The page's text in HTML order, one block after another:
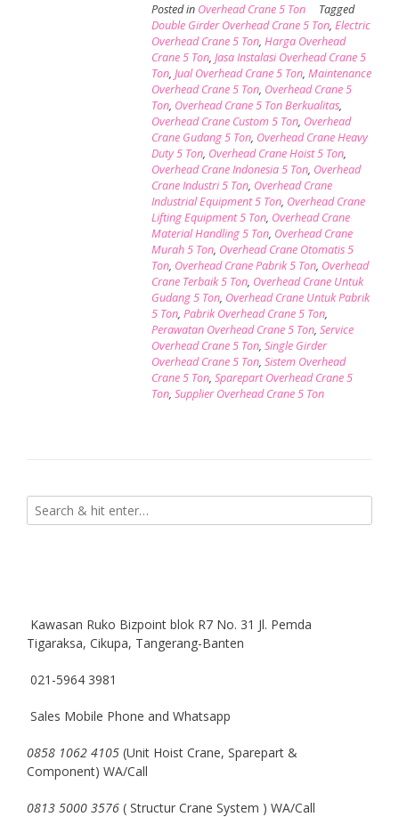
Posted in Overhead Crane 5 Ton
Tagged
Double Girder Overhead Crane 5 Ton, Electric
Overhead Crane 5 Ton, Harga Overhead
Crane 5 Ton, Jasa Instalasi Overhead Crane 5
Ton, Jual Overhead Crane 5 Ton, Maintenance
Overhead Crane 5 Ton, Overhead Crane 5
Ton, Overhead Crane 5 Ton Berkualitas,
Overhead Crane Custom 5 Ton, Overhead
Crane Gudang 5 Ton, Overhead Crane Heavy
Duty 5 Ton, Overhead Crane Hoist 5 Ton,
Overhead Crane Indonesia 5 Ton, Overhead
Crane Industri 5 Ton, Overhead Crane
Industrial Equipment 5 Ton, Overhead Crane
Lifting Equipment 5 Ton, Overhead Crane
Material Handling 5 Ton, Overhead Crane
Murah 5 Ton, Overhead Crane Otomatis 5
Ton, Overhead Crane Pabrik 5 Ton, Overhead
Crane Terbaik 5 Ton, Overhead Crane Untuk
Gudang 5 Ton, Overhead Crane Untuk Pabrik
5 Ton, Pabrik Overhead Crane 5 Ton,
Perawatan Overhead Crane 5 Ton, Service
Overhead Crane 5 Ton, Single Girder
Overhead Crane 5 Ton, Sistem Overhead
Crane 5 Ton, Sparepart Overhead Crane 5
Ton, Supplier Overhead Crane 5 Ton
Kawasan Ruko Bizpoint blok R7 No. 31 Jl. Pemda
Tigaraksa, Cikupa, Tangerang-Banten
021-5964 3981
Sales Mobile Phone and Whatsapp
0858 1062 4105 (Unit Hoist Crane, Sparepart &
Component) WA/Call
0813 5000 3576 ( Structur Crane System ) WA/Call